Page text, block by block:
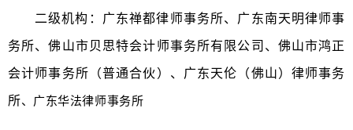
二级机构：广东禅都律师事务所、广东南天明律师事
务所、佛山市贝思特会计师事务所有限公司、佛山市鸿正
会计师事务所（普通合伙）、广东天伦（佛山）律师事务
所、广东华法律师事务所